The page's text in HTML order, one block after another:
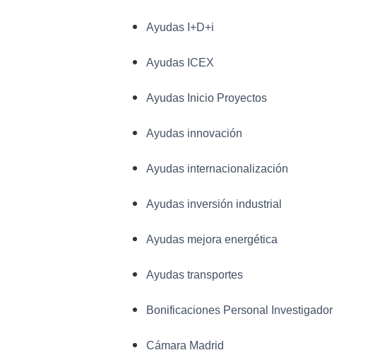
Ayudas I+D+i
Ayudas ICEX
Ayudas Inicio Proyectos
Ayudas innovación
Ayudas internacionalización
Ayudas inversión industrial
Ayudas mejora energética
Ayudas transportes
Bonificaciones Personal Investigador
Cámara Madrid